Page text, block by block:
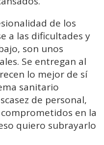
de los
a las dificultades y
son unos
Se entregan al
lo mejor de sí
sanitario
de personal,
en la
quiero subrayarlo